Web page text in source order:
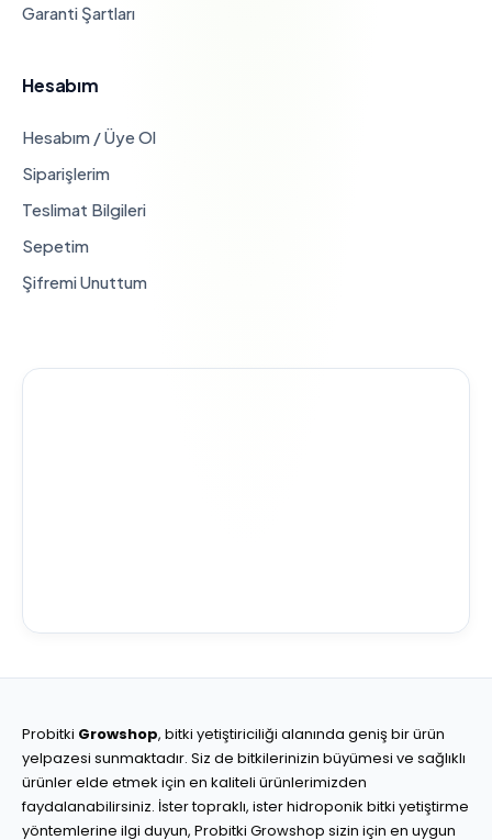
Garanti Şartları
Hesabım
Hesabım / Üye Ol
Siparişlerim
Teslimat Bilgileri
Sepetim
Şifremi Unuttum
Probitki Growshop, bitki yetiştiriciliği alanında geniş bir ürün
yelpazesi sunmaktadır. Siz de bitkilerinizin büyümesi ve sağlıklı
ürünler elde etmek için en kaliteli ürünlerimizden
faydalanabilirsiniz. İster topraklı, ister hidroponik bitki yetiştirme
yöntemlerine ilgi duyun, Probitki Growshop sizin için en uygun